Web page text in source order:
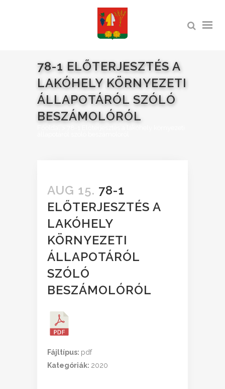
78-1 ELŐTERJESZTÉS A
LAKÓHELY KÖRNYEZETI
ÁLLAPOTÁRÓL SZÓLÓ
BESZÁMOLÓRÓL
AUG 15. 78-1
ELŐTERJESZTÉS A
LAKÓHELY
KÖRNYEZETI
ÁLLAPOTÁRÓL
SZÓLÓ
BESZÁMOLÓRÓL
Fájltípus: pdf
Kategóriák: 2020